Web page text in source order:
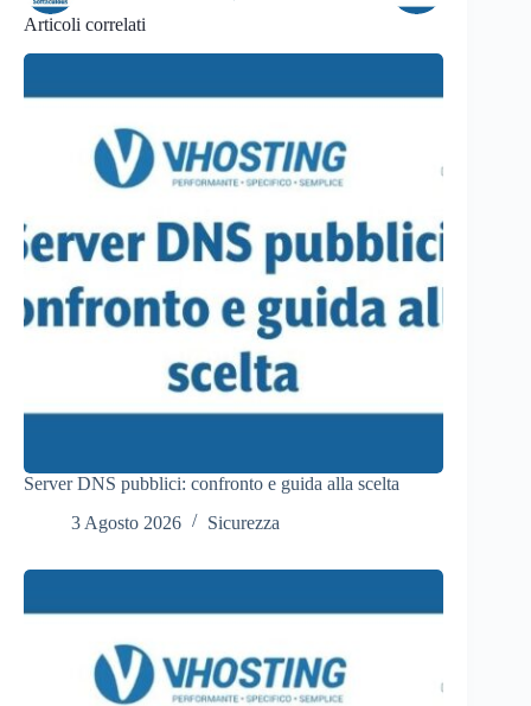
Articoli correlati
Server DNS pubblici: confronto e guida alla scelta
3 Agosto 2026
Sicurezza